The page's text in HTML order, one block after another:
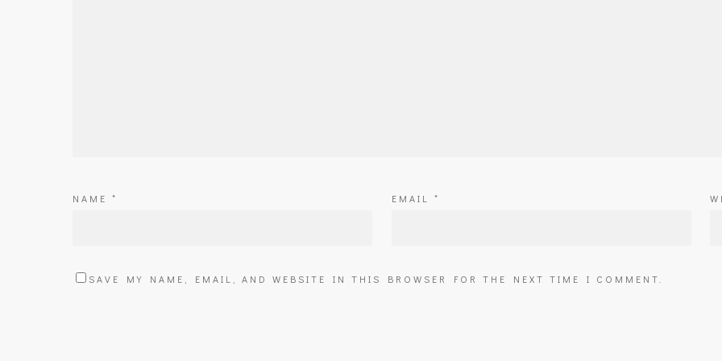
NAME * EMAIL *
SAVE MY NAME, EMAIL, AND WEBSITE IN THIS BROWSER FOR THE NEXT TIME I COMMENT.